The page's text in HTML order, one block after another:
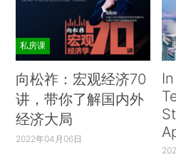
私房课
向松祚：宏观经济70
讲，带你了解国内外
经济大局
2022年04月06日